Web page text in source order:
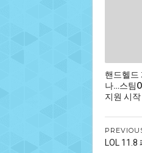
핸드헬드
나…스팀
지원 시작
LOL 11.8